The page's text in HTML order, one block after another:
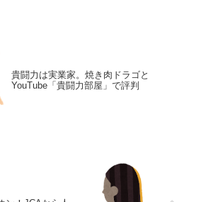
貴闘力は実業家。焼き肉ドラゴと
YouTube「貴闘力部屋」で評判